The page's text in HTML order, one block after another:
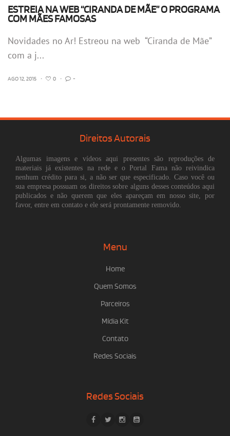
ESTREIA NA WEB “CIRANDA DE MÃE” O PROGRAMA
COM MÃES FAMOSAS
Novidades no Ar! Estreou na web “Ciranda de Mãe”
com a j...
AGO 12, 2015 • 0 • -
Direitos Autorais
Algumas imagens e vídeos aqui presentes são reproduções de
materiais já existentes na rede e o Portal Fama não reivindica
nenhum crédito para si, a não ser que especificado. Caso você ou
sua empresa possuam os direitos sobre alguns desses conteúdos aqui
publicados e não querem que eles apareçam em nosso site, por
favor, entre em contato e ele será prontamente removido.
Menu
Home
Quem Somos
Parceiros
Mídia Kit
Contato
Redes Sociais
Redes Sociais